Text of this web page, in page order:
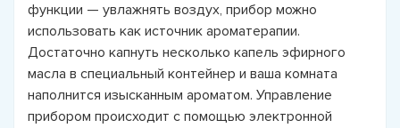
функции — увлажнять воздух, прибор можно
использовать как источник ароматерапии.
Достаточно капнуть несколько капель эфирного
масла в специальный контейнер и ваша комната
наполнится изысканным ароматом. Управление
прибором происходит с помощью электронной